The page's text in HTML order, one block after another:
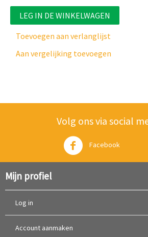
LEG IN DE WINKELWAGEN
Toevoegen aan verlanglijst
Aan vergelijking toevoegen
Volg ons via social
Facebook
Mijn profiel
Log in
Account aanmaken